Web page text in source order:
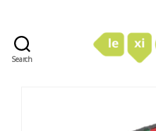
Search